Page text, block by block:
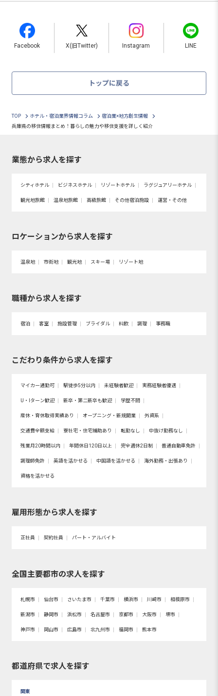
Facebook X(旧Twitter) Instagram LINE
トップに戻る
TOP ホテル・宿泊業界情報コラム
宿泊業×地方創生情報
兵庫県の移住情報まとめ！暮らしの魅力や移住支援を詳しく紹介
業態から求人を探す
シティホテル ビジネスホテル リゾートホテル ラグジュアリーホテル
観光地旅館 温泉地旅館 高級旅館 その他宿泊施設 運営・その他
ロケーションから求人を探す
温泉地 市街地 観光地 スキー場 リゾート地
職種から求人を探す
宿泊 客室 施設管理 ブライダル 料飲 調理 事務職
こだわり条件から求人を探す
マイカー通勤可 駅徒歩5分以内 未経験者歓迎 実務経験者優遇
U・Iターン歓迎 新卒・第二新卒も歓迎 学歴不問
産休・育休取得実績あり オープニング・新規開業 外資系
交通費全額支給 寮社宅・住宅補助あり 転勤なし 中抜け勤務なし
残業月20時間以内 年間休日120日以上 完全週休2日制 普通自動車免許
調理師免許 英語を活かせる 中国語を活かせる 海外勤務・出張あり
資格を活かせる
雇用形態から求人を探す
正社員 契約社員 パート・アルバイト
全国主要都市の求人を探す
札幌市 仙台市 さいたま市 千葉市 横浜市 川崎市 相模原市
新潟市 静岡市 浜松市 名古屋市 京都市 大阪市 堺市
神戸市 岡山市 広島市 北九州市 福岡市 熊本市
都道府県で求人を探す
関東